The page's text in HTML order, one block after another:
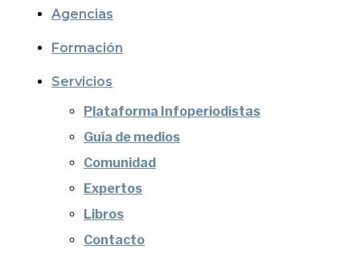
Agencias
Formación
Servicios
Plataforma Infoperiodistas
Guía de medios
Comunidad
Expertos
Libros
Contacto